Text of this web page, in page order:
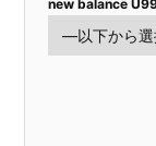
new balance